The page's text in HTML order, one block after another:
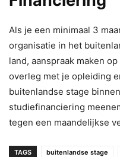
Als je een minimaal 3
organisatie in het
land, aanspraak maken
overleg met je opleiding
buitenlandse stage
studiefinanciering
tegen een maandelijkse
TAGS buitenlandse stage